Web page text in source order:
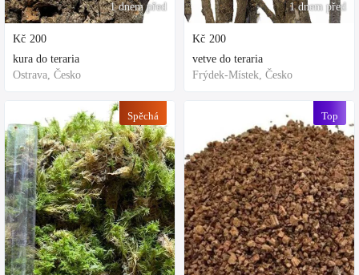
1 dnem před
Kč 200
kura do teraria
Ostrava, Česko
Spěchá
1 dnem před
Kč 200
vetve do teraria
Frýdek-Místek, Česko
Top